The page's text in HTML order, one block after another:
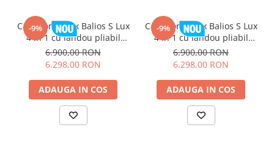
Suspensie avansata
Suspensia rotilor din fata se combina cu suspensia
revolutionara aflata pe cadrul din spate, pentru a oferi un
-9%
Carucior Cybex Balios S Lux
4 in 1 cu landou pliabil
Almond Beige 2026
6.900,00 RON
6.298,00 RON
ADAUGA IN COS
-9%
Carucior Cybex Balios S Lux
4 in 1 cu landou pliabil
Chocolate Brown 2026
6.900,00 RON
6.298,00 RON
ADAUGA IN COS